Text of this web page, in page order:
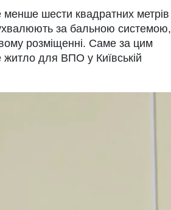
шести квадратних метрів
за бальною системою,
розміщенні. Саме за цим
житло для ВПО у Київській